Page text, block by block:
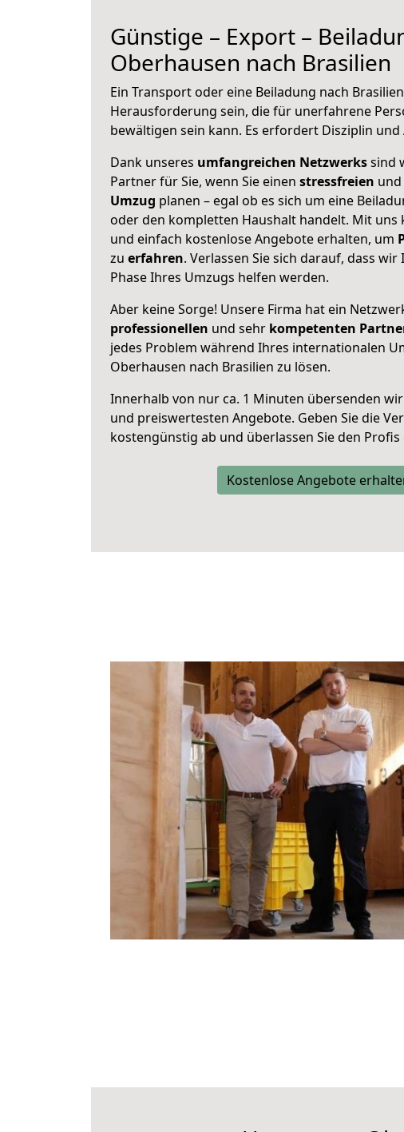
Günstige – Export –
Oberhausen nach Brasilien
Ein Transport oder eine Beiladung nach
Herausforderung sein, die für unerfahrene
bewältigen sein kann. Es erfordert Disziplin
Dank unseres umfangreichen Netzwerkssind
Partner für Sie, wenn Sie einen stressfreien und
Umzug planen – egal ob es sich um eine
oder den kompletten Haushalt handelt. Mit uns
und einfach kostenlose Angebote erhalten, um
zu erfahren. Verlassen Sie sich darauf, dass
Phase Ihres Umzugs helfen werden.
Aber keine Sorge! Unsere Firma hat ein
professionellen und sehr kompetenten
jedes Problem während Ihres internationalen
Oberhausen nach Brasilien zu lösen.
Innerhalb von nur ca. 1 Minuten übersenden
und preiswertesten Angebote. Geben Sie die
kostengünstig ab und überlassen Sie den Profis
Kostenlose Angebote